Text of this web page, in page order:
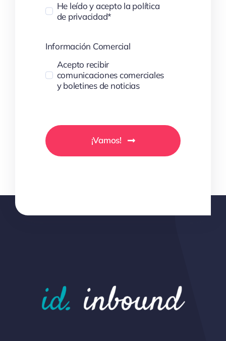
He leído y acepto la política
de privacidad*
Información Comercial
Acepto recibir
comunicaciones comerciales
y boletines de noticias
¡Vamos!